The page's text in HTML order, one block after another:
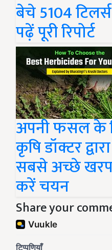
बेचे 5104
पढ़ें पूरी रिपोर्ट
अपनी फसल के
कृषि डॉक्टर
सबसे अच्छे
करें चयन
Share your